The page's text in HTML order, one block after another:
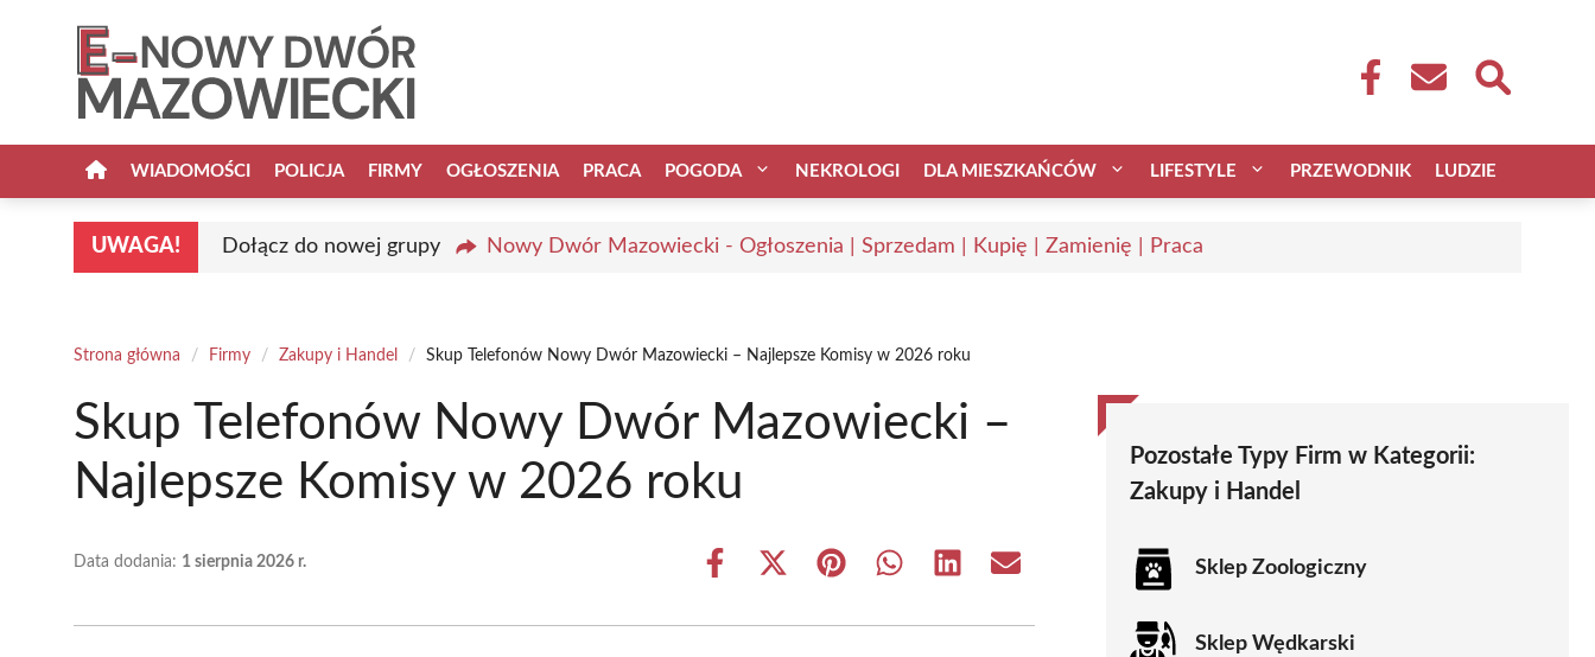
WIADOMOŚCI POLICJA FIRMY OGŁOSZENIA PRACA POGODA NEKROLOGI DLA MIESZKAŃCÓW LIFESTYLE PRZEWODNIK LUDZIE
UWAGA! Dołącz do nowej grupy Nowy Dwór Mazowiecki - Ogłoszenia | Sprzedam | Kupię | Zamienię | Praca
Strona główna / Firmy / Zakupy i Handel / Skup Telefonów Nowy Dwór Mazowiecki – Najlepsze Komisy w 2026 roku
Skup Telefonów Nowy Dwór Mazowiecki –
Najlepsze Komisy w 2026 roku
Data dodania: 1 sierpnia 2026 r.
Share
Share
(Twitter)
Share Share Share Share
Pozostałe Typy Firm w Kategorii:
Zakupy i Handel
Sklep Zoologiczny
Sklep Wędkarski